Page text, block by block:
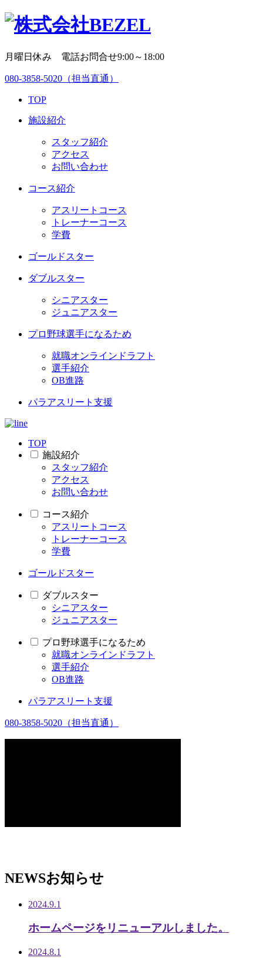
月曜日休み 電話お問合せ9:00～18:00
080-3858-5020 （担当直通）
TOP
施設紹介
スタッフ紹介
アクセス
お問い合わせ
コース紹介
アスリートコース
トレーナーコース
学費
ゴールドスター
ダブルスター
シニアスター
ジュニアスター
プロ野球選手になるため
就職オンラインドラフト
選手紹介
OB進路
パラアスリート支援
TOP
施設紹介
スタッフ紹介
アクセス
お問い合わせ
コース紹介
アスリートコース
トレーナーコース
学費
ゴールドスター
ダブルスター
シニアスター
ジュニアスター
プロ野球選手になるため
就職オンラインドラフト
選手紹介
OB進路
パラアスリート支援
080-3858-5020 （担当直通）
NEWSお知らせ
2024.9.1
ホームページをリニューアルしました。
2024.8.1